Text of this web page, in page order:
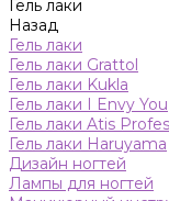
Гель лаки
Назад
Гель лаки
Гель лаки Grattol
Гель лаки Kukla
Гель лаки I Envy You
Гель лаки Atis
Гель лаки Haruyama
Дизайн ногтей
Лампы для ногтей